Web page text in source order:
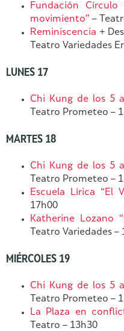
Fundación
movimiento” –
Reminiscencia +
Teatro Variedades
LUNES 17
Chi Kung de los 5
Teatro Prometeo –
MARTES 18
Chi Kung de los 5
Teatro Prometeo –
Escuela Lírica “El
17h00
Katherine Lozano
Teatro Variedades –
MIÉRCOLES 19
Chi Kung de los 5
Teatro Prometeo –
La Plaza en
Teatro – 13h30